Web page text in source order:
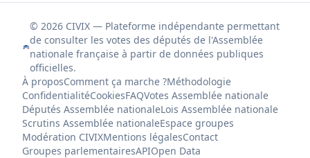
© 2026 CIVIX — Plateforme indépendante permettant
de consulter les votes des députés de l'Assemblée
nationale française à partir de données publiques
officielles.
À proposComment ça marche ?Méthodologie
ConfidentialitéCookiesFAQVotes Assemblée nationale
Députés Assemblée nationaleLois Assemblée nationale
Scrutins Assemblée nationaleEspace groupes
Modération CIVIXMentions légalesContact
Groupes parlementairesAPIOpen Data